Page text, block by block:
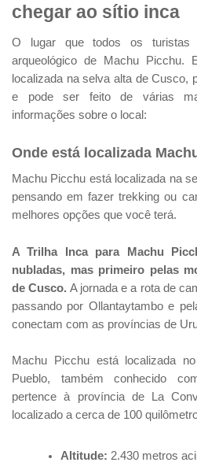
chegar ao sítio inca
O lugar que todos os
arqueológico de Machu Picchu.
localizada na selva alta de Cusco,
e pode ser feito de várias
informações sobre o local:
Onde está localizada
Machu Picchu está localizada na
pensando em fazer trekking ou
melhores opções que você terá.
A Trilha Inca para Machu
nubladas, mas primeiro pelas
de Cusco. A jornada e a rota de
passando por Ollantaytambo e
conectam com as províncias de
Machu Picchu está localizada
Pueblo, também conhecido
pertence à província de La
localizado a cerca de 100
Altitude: 2.430 metros